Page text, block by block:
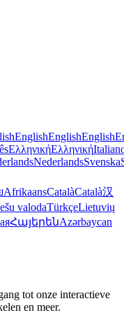
EnglishEnglishEnglish
ΕλληνικήΕλληνική
NederlandsSvenska
AfrikaansCatalàCatalà汉
valodaTürkçeLietuvių
ՀայերենAzərbaycan
tot onze interactieve
en meer.